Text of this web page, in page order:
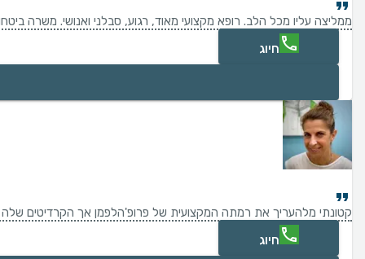
ממליצה עליו מכל הלב. רופא מקצועי מאוד, רגוע, סבלני ואנושי. משרה
חיוג
קטונתי מלהעריך את רמתה המקצועית של פרופ'הלפמן אך הקרדיטים שלה
חיוג